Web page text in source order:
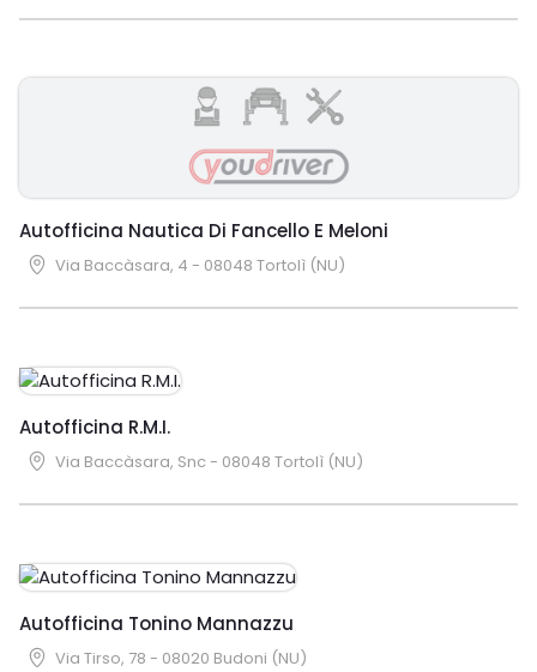
Autofficina Nautica Di Fancello E Meloni
Via Baccàsara, 4 - 08048 Tortolì (NU)
Autofficina R.M.I.
Via Baccàsara, Snc - 08048 Tortolì (NU)
Autofficina Tonino Mannazzu
Via Tirso, 78 - 08020 Budoni (NU)